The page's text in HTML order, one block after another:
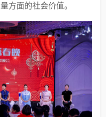
方面的社会价值。